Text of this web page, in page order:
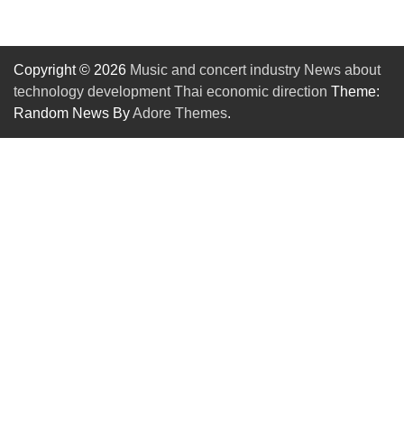
Copyright © 2026 Music and concert industry News about
technology development Thai economic direction Theme:
Random News ByAdore Themes.